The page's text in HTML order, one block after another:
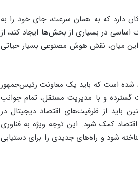
دارد که به همان سرعت، جای خود را به
اساسی در بسیاری از بخش‌ها ایجاد کند، از
این میان، نقش هوش مصنوعی بسیار حیاتی
شده است که باید یک معاونت رئیس‌جمهور
و با مدیریت مستقل، تمام جوانب
باید از ظرفیت‌های اقتصاد دیجیتال در
کمک شود. این توجه ویژه به فناوری
شود و راه‌های جدیدی را برای دستیابی